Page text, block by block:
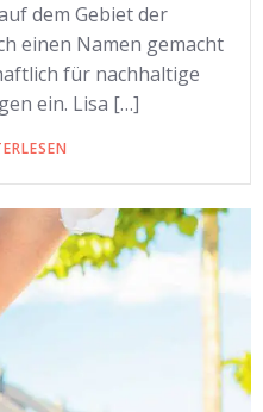
dem Gebiet der
einen Namen gemacht
für nachhaltige
ein. Lisa […]